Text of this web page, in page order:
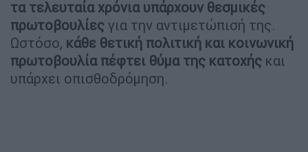
τα τελευταία χρόνια υπάρχουν θεσμικές
πρωτοβουλίες για την αντιμετώπισή της.
Ωστόσο, κάθε θετική πολιτική και κοινωνική
πρωτοβουλία πέφτει θύμα της κατοχής και
υπάρχει οπισθοδρόμηση.